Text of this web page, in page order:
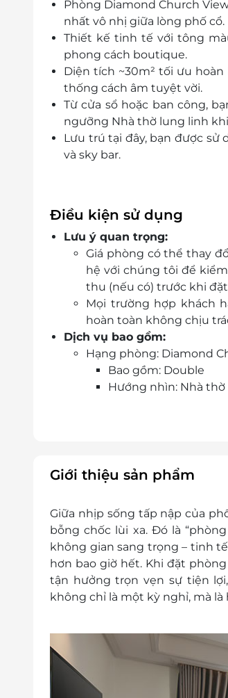
Phòng Diamond Church
nhất vô nhị giữa lòng phố cổ.
Thiết kế tinh tế với tông
phong cách boutique.
Diện tích ~30m² tối ưu
thống cách âm tuyệt vời.
Từ cửa sổ hoặc ban công,
ngưỡng Nhà thờ lung linh
Lưu trú tại đây, bạn được sử
và sky bar.
Đặt phòng qua LifeLink
Điều kiện sử dụng
Lưu ý quan trọng:
Giá phòng có thể thay
hệ với chúng tôi để
thu (nếu có) trước khi
Mọi trường hợp khách
hoàn toàn không chịu
Dịch vụ bao gồm:
Hạng phòng: Diamond
Bao gồm: Double
Hướng nhìn: Nhà thờ
Phòng ngủ được
B1
Miễn phí trái cây tươi
Miễn phí sử dụng
Miễn phí truy cập
Bày trí phòng đặc
niệm...)
Giá trên đã bao gồm
Chính sách trẻ em và phụ
Trẻ em dưới 5 tuổi, ngủ
miễn phí 1 trẻ/phòng
Trẻ em từ 5-12 tuổi,
Giới thiệu sản phẩm
Giữa nhịp sống tấp nập của
bỗng chốc lùi xa. Đó là
không gian sang trọng – tinh
hơn bao giờ hết. Khi đặt
tận hưởng trọn vẹn sự tiện
không chỉ là một kỳ nghỉ, mà